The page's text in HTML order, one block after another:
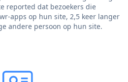
reported dat bezoekers die
apps op hun site, 2,5 keer langer
andere persoon op hun site.